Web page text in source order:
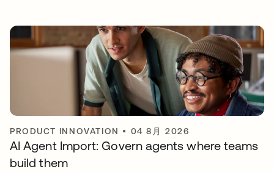
PRODUCT INNOVATION • 04 8月 2026
AI Agent Import: Govern agents where teams
build them